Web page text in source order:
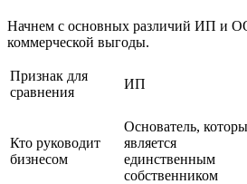
Начнем с основных различий ИП и
коммерческой выгоды.
Признак для
сравнения
ИП
Кто руководит
бизнесом
Основатель,
является
единственным
собственником